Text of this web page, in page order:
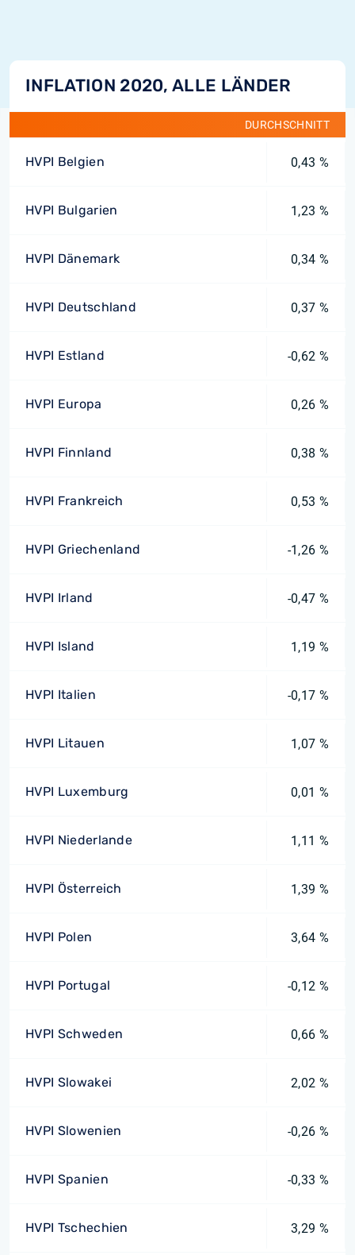
INFLATION 2020, ALLE LÄNDER
DURCHSCHNITT
HVPI Belgien 0,43 %
HVPI Bulgarien 1,23 %
HVPI Dänemark 0,34 %
HVPI Deutschland 0,37 %
HVPI Estland -0,62 %
HVPI Europa 0,26 %
HVPI Finnland 0,38 %
HVPI Frankreich 0,53 %
HVPI Griechenland -1,26 %
HVPI Irland -0,47 %
HVPI Island 1,19 %
HVPI Italien -0,17 %
HVPI Litauen 1,07 %
HVPI Luxemburg 0,01 %
HVPI Niederlande 1,11 %
HVPI Österreich 1,39 %
HVPI Polen 3,64 %
HVPI Portugal -0,12 %
HVPI Schweden 0,66 %
HVPI Slowakei 2,02 %
HVPI Slowenien -0,26 %
HVPI Spanien -0,33 %
HVPI Tschechien 3,29 %